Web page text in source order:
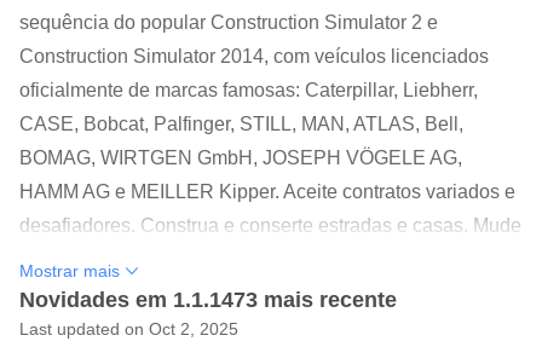
sequência do popular Construction Simulator 2 e
Construction Simulator 2014, com veículos licenciados
oficialmente de marcas famosas: Caterpillar, Liebherr,
CASE, Bobcat, Palfinger, STILL, MAN, ATLAS, Bell,
BOMAG, WIRTGEN GmbH, JOSEPH VÖGELE AG,
HAMM AG e MEILLER Kipper. Aceite contratos variados e
desafiadores. Construa e conserte estradas e casas. Mude
Descubra um mapa totalmente novo e desbloqueie novos
contratos e veículos com o crescimento da sua empresa.
Mostrar mais
Novidades em 1.1.1473 mais recente
Last updated on Oct 2, 2025